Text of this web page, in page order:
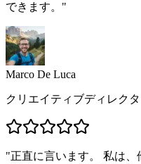
できます。 "
Marco De Luca
クリエイティブディレク
"正直に言います。 私は